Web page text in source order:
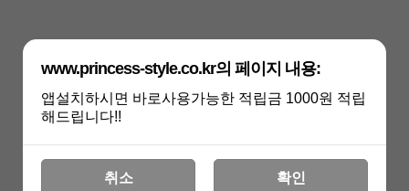
www.princess-style.co.kr의 페이지 내용:
앱설치하시면 바로사용가능한 적립금 1000원 적립
해드립니다!!
취소 확인